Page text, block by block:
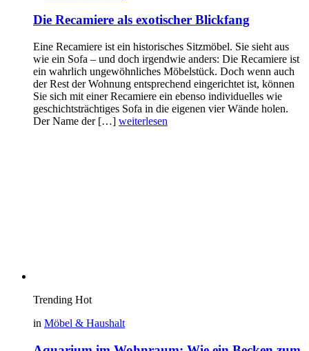
Die Recamiere als exotischer Blickfang
Eine Recamiere ist ein historisches Sitzmöbel. Sie sieht aus
wie ein Sofa – und doch irgendwie anders: Die Recamiere ist
ein wahrlich ungewöhnliches Möbelstück. Doch wenn auch
der Rest der Wohnung entsprechend eingerichtet ist, können
Sie sich mit einer Recamiere ein ebenso individuelles wie
geschichtsträchtiges Sofa in die eigenen vier Wände holen.
Der Name der […] weiterlesen
Trending Hot
in Möbel & Haushalt